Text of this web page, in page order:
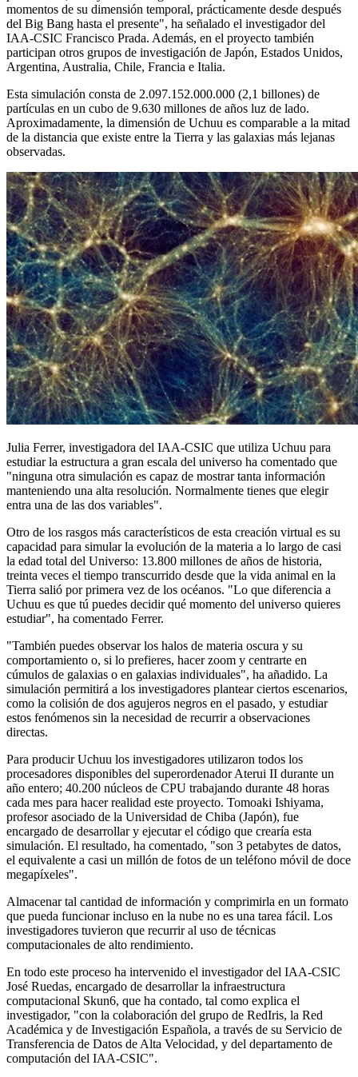
momentos de su dimensión temporal, prácticamente desde después
del Big Bang hasta el presente", ha señalado el investigador del
IAA-CSIC Francisco Prada. Además, en el proyecto también
participan otros grupos de investigación de Japón, Estados Unidos,
Argentina, Australia, Chile, Francia e Italia.
Esta simulación consta de 2.097.152.000.000 (2,1 billones) de
partículas en un cubo de 9.630 millones de años luz de lado.
Aproximadamente, la dimensión de Uchuu es comparable a la mitad
de la distancia que existe entre la Tierra y las galaxias más lejanas
observadas.
Julia Ferrer, investigadora del IAA-CSIC que utiliza Uchuu para
estudiar la estructura a gran escala del universo ha comentado que
"ninguna otra simulación es capaz de mostrar tanta información
manteniendo una alta resolución. Normalmente tienes que elegir
entra una de las dos variables".
Otro de los rasgos más característicos de esta creación virtual es su
capacidad para simular la evolución de la materia a lo largo de casi
la edad total del Universo: 13.800 millones de años de historia,
treinta veces el tiempo transcurrido desde que la vida animal en la
Tierra salió por primera vez de los océanos. "Lo que diferencia a
Uchuu es que tú puedes decidir qué momento del universo quieres
estudiar", ha comentado Ferrer.
"También puedes observar los halos de materia oscura y su
comportamiento o, si lo prefieres, hacer zoom y centrarte en
cúmulos de galaxias o en galaxias individuales", ha añadido. La
simulación permitirá a los investigadores plantear ciertos escenarios,
como la colisión de dos agujeros negros en el pasado, y estudiar
estos fenómenos sin la necesidad de recurrir a observaciones
directas.
Para producir Uchuu los investigadores utilizaron todos los
procesadores disponibles del superordenador Aterui II durante un
año entero; 40.200 núcleos de CPU trabajando durante 48 horas
cada mes para hacer realidad este proyecto. Tomoaki Ishiyama,
profesor asociado de la Universidad de Chiba (Japón), fue
encargado de desarrollar y ejecutar el código que crearía esta
simulación. El resultado, ha comentado, "son 3 petabytes de datos,
el equivalente a casi un millón de fotos de un teléfono móvil de doce
megapíxeles".
Almacenar tal cantidad de información y comprimirla en un formato
que pueda funcionar incluso en la nube no es una tarea fácil. Los
investigadores tuvieron que recurrir al uso de técnicas
computacionales de alto rendimiento.
En todo este proceso ha intervenido el investigador del IAA-CSIC
José Ruedas, encargado de desarrollar la infraestructura
computacional Skun6, que ha contado, tal como explica el
investigador, "con la colaboración del grupo de RedIris, la Red
Académica y de Investigación Española, a través de su Servicio de
Transferencia de Datos de Alta Velocidad, y del departamento de
computación del IAA-CSIC".